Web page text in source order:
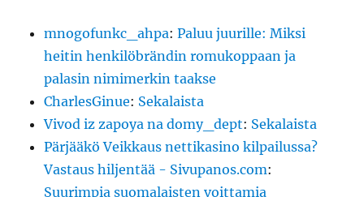
mnogofunkc_ahpa:Paluu juurille: Miksi
heitin henkilöbrändin romukoppaan ja
palasin nimimerkin taakse
CharlesGinue: Sekalaista
Vivod iz zapoya na domy_dept: Sekalaista
Pärjääkö Veikkaus nettikasino kilpailussa?
Vastaus hiljentää - Sivupanos.com:
Suurimpia suomalaisten voittamia